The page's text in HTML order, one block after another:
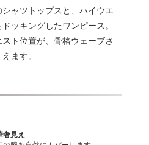
ャツトップスと、ハイウエ
ッキングしたワンピース。
ト位置が、骨格ウェーブさ
ます。
見え